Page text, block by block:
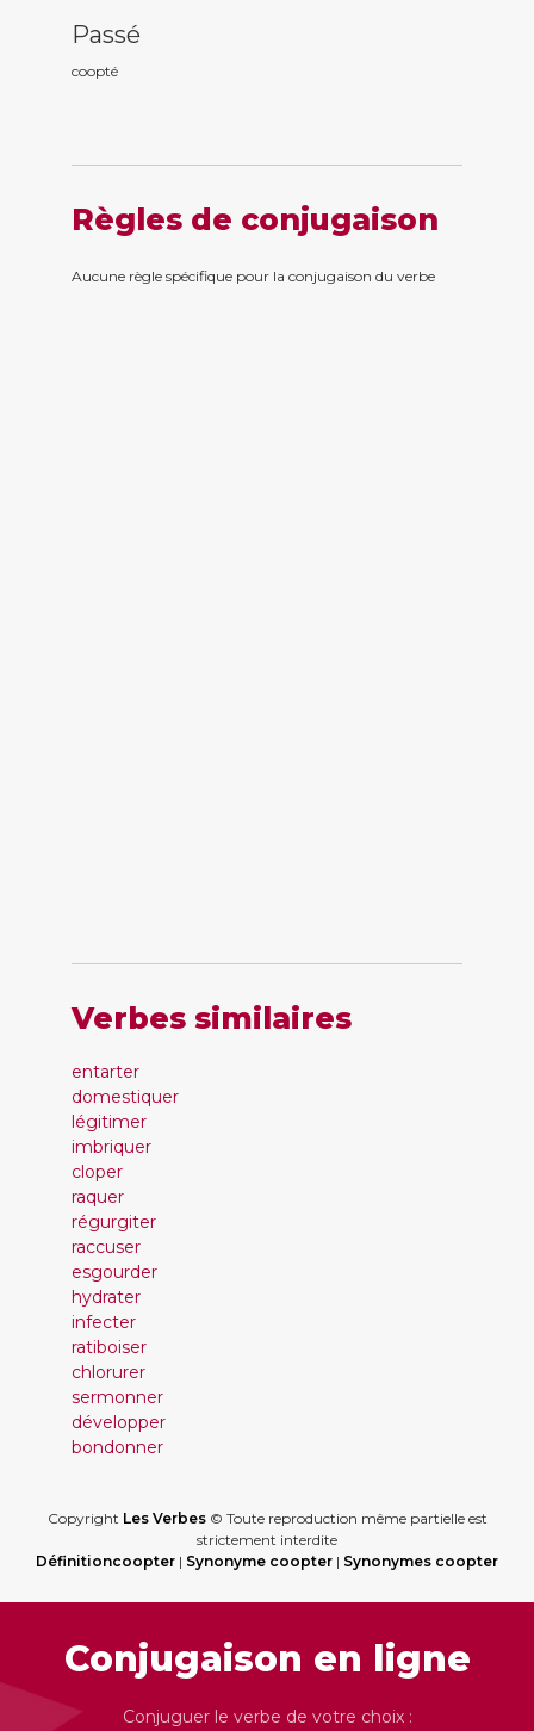
Passé
coopté
Règles de conjugaison
Aucune règle spécifique pour la conjugaison du verbe
Verbes similaires
entarter
domestiquer
légitimer
imbriquer
cloper
raquer
régurgiter
raccuser
esgourder
hydrater
infecter
ratiboiser
chlorurer
sermonner
développer
bondonner
Copyright Les Verbes© Toute reproduction même partielle est
strictement interdite
Définitioncoopter | Synonyme coopter | Synonymes coopter
Conjugaison en ligne
Conjuguer le verbe de votre choix :